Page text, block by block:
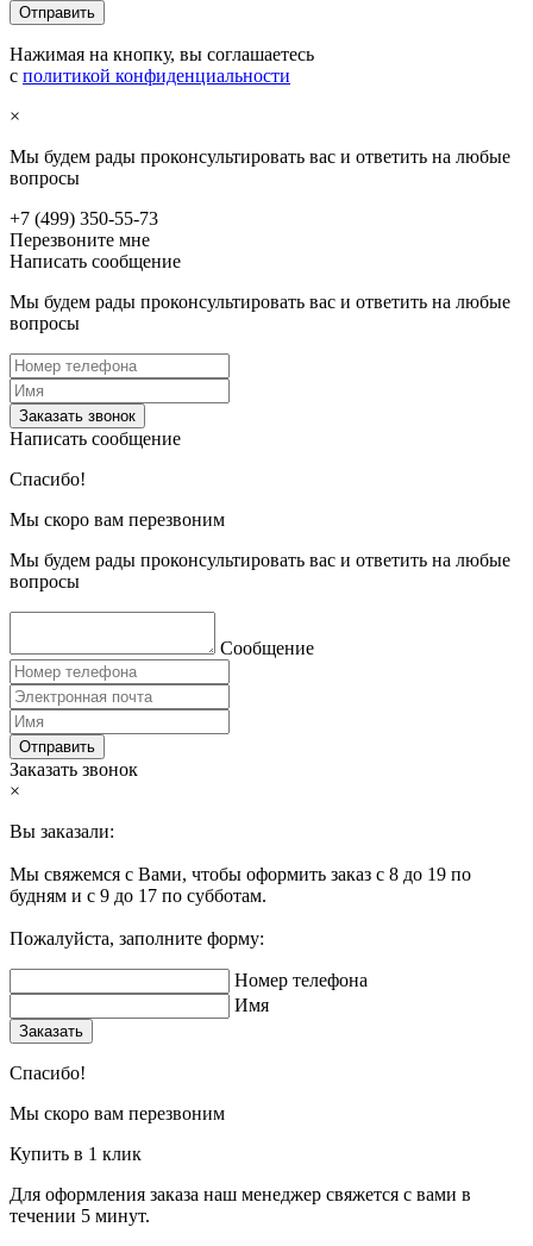
Нажимая на кнопку, вы соглашаетесь
с политикой конфиденциальности
×
Мы будем рады проконсультировать вас и ответить на любые
вопросы
+7 (499) 350-55-73
Перезвоните мне
Написать сообщение
Мы будем рады проконсультировать вас и ответить на любые
вопросы
Заказать звонок
Написать сообщение
Спасибо!
Мы скоро вам перезвоним
Мы будем рады проконсультировать вас и ответить на любые
вопросы
Сообщение
Отправить
Заказать звонок
×
Вы заказали:
Мы свяжемся с Вами, чтобы оформить заказ с 8 до 19 по
будням и с 9 до 17 по субботам.
Пожалуйста, заполните форму:
Номер телефона
Имя
Заказать
Спасибо!
Мы скоро вам перезвоним
Купить в 1 клик
Для оформления заказа наш менеджер свяжется с вами в
течении 5 минут.